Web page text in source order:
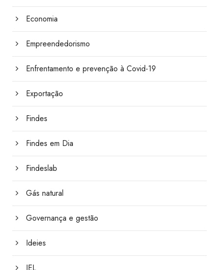
Economia
Empreendedorismo
Enfrentamento e prevenção à Covid-19
Exportação
Findes
Findes em Dia
Findeslab
Gás natural
Governança e gestão
Ideies
IEL